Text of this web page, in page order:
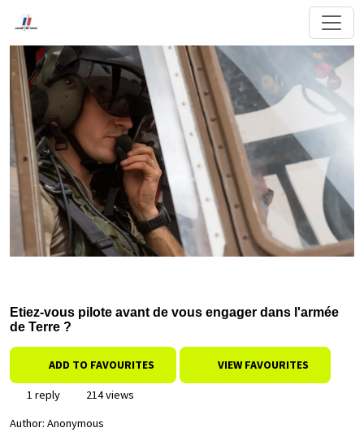
Etiez-vous pilote avant de vous engager dans l'armée
de Terre ?
ADD TO FAVOURITES VIEW FAVOURITES
1 reply
214 views
Author: Anonymous